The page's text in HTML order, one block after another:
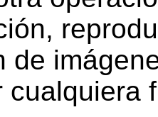
de
cualquiera